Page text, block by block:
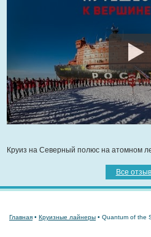
Круиз на Северный полюс на атомном
Все
Главная • Круизные лайнеры • Quantum of the